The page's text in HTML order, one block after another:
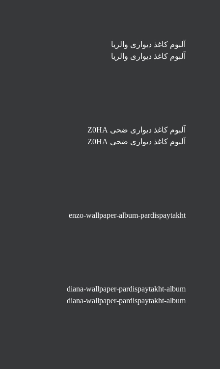
آلبوم کاغذ دیواری والریا
آلبوم کاغذ دیواری والریا
آلبوم کاغذ دیواری ضحی Z0HA
آلبوم کاغذ دیواری ضحی Z0HA
enzo-wallpaper-album-pardispaytakht
diana-wallpaper-pardispaytakht-album
diana-wallpaper-pardispaytakht-album